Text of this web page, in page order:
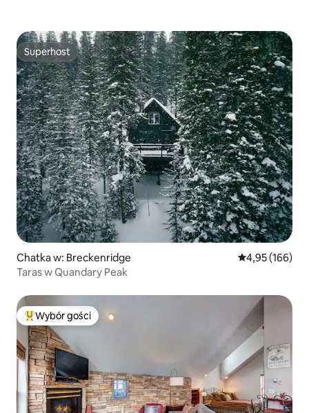
Superhost
Superhost
Chatka w: Breckenridge Średnia
4,95 (166)
Taras w Quandary Peak
Najpopularniejsze z kategorii Wybór gości
Wybór gości